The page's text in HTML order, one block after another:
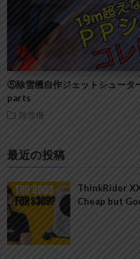
⑤除雪機自作ジェットシュー
parts
除雪機
最近の投稿
ThinkRider
Cheap but